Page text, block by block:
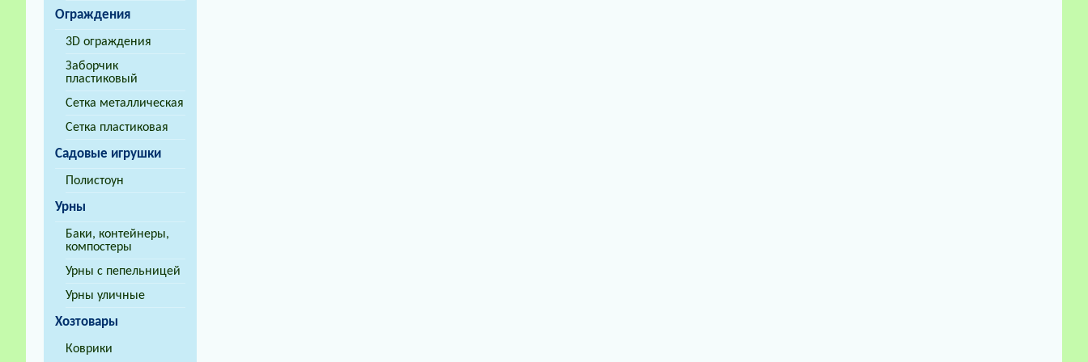
Ограждения
3D ограждения
Заборчик
пластиковый
Сетка металлическая
Сетка пластиковая
Садовые игрушки
Полистоун
Урны
Баки, контейнеры,
компостеры
Урны с пепельницей
Урны уличные
Хозтовары
Коврики